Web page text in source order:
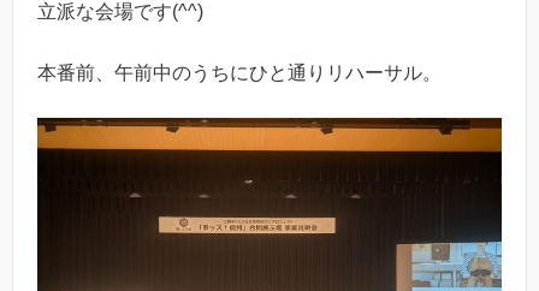
立派な会場です(^^)
本番前、午前中のうちにひと通りリハーサル。